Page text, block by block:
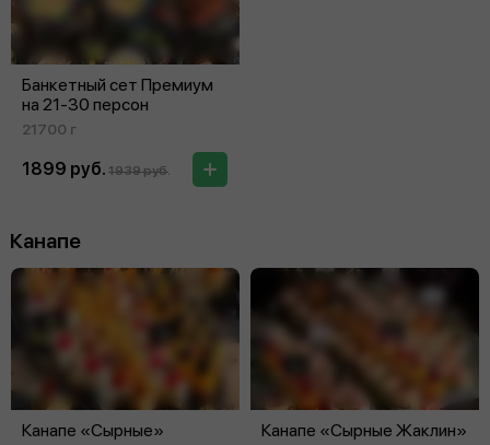
Банкетный сет Премиум
на 21‑30 персон
21700 г
1899 руб. 1939 руб.
Канапе
Канапе «Сырные» Канапе «Сырные Жаклин»